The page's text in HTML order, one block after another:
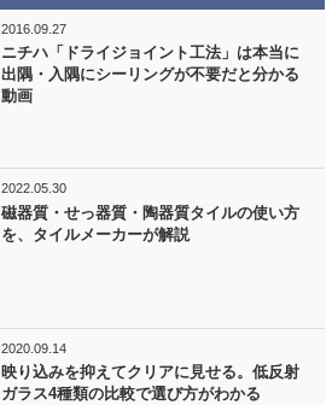
2016.09.27
ニチハ「ドライジョイント工法」は本当に
出隅・入隅にシーリングが不要だと分かる
動画
2022.05.30
磁器質・せっ器質・陶器質タイルの使い方
を、タイルメーカーが解説
2020.09.14
映り込みを抑えてクリアに見せる。低反射
ガラス4種類の比較で選び方がわかる